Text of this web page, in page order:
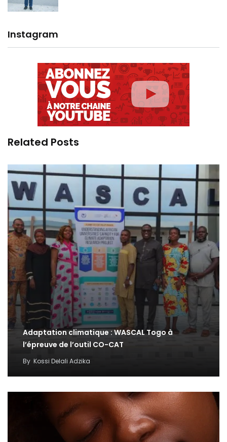
Instagram
Related Posts
Adaptation climatique : WASCAL Togo à
l’épreuve de l’outil CO-CAT
By Kossi Delali Adzika